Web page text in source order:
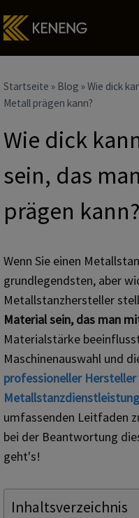
Inhalt
Startseite » Blog »Wie dick
Metall prägen kann?
Wie dick
sein, das
prägen kann?
Wenn Sie einen
grundlegendsten, aber
Metallstanzhersteller
Material sein, das man
Materialstärke
Maschinenauswahl und
professioneller Hersteller
umfassenden Leitfaden
bei der Beantwortung
geht's!
Inhaltsverzeichnis